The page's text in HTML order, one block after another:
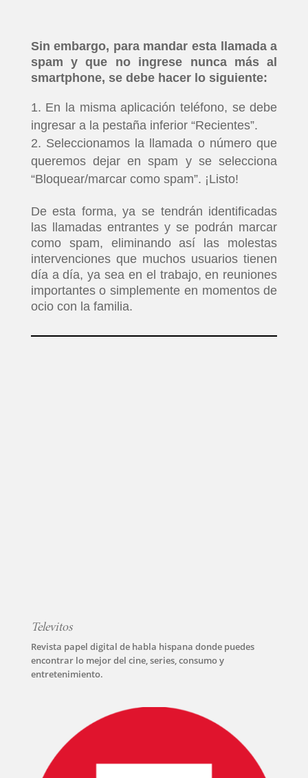
INICIO
Sin embargo, para mandar esta llamada a
spam y que no ingrese nunca más al
smartphone, se debe hacer lo siguiente:
En la misma aplicación teléfono, se debe
ingresar a la pestaña inferior “Recientes”.
Seleccionamos la llamada o número que
queremos dejar en spam y se selecciona
“Bloquear/marcar como spam”. ¡Listo!
De esta forma, ya se tendrán identificadas
las llamadas entrantes y se podrán marcar
como spam, eliminando así las molestas
intervenciones que muchos usuarios tienen
día a día, ya sea en el trabajo, en reuniones
importantes o simplemente en momentos de
ocio con la familia.
Televitos
Revista papel digital de habla hispana donde puedes
encontrar lo mejor del cine, series, consumo y
entretenimiento.